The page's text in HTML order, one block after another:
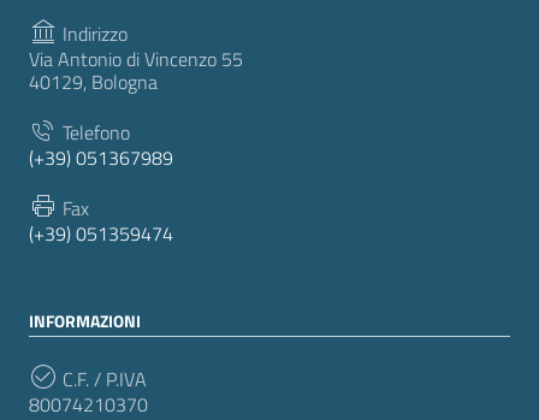
Indirizzo
Via Antonio di Vincenzo 55
40129, Bologna
Telefono
(+39) 051367989
Fax
(+39) 051359474
INFORMAZIONI
C.F. / P.IVA
80074210370